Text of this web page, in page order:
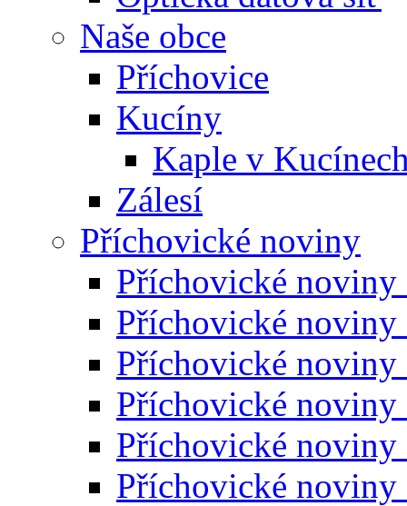
Naše obce
Příchovice
Kucíny
Kaple v
Zálesí
Příchovické noviny
Příchovické noviny
Příchovické noviny
Příchovické noviny
Příchovické noviny
Příchovické noviny
Příchovické noviny